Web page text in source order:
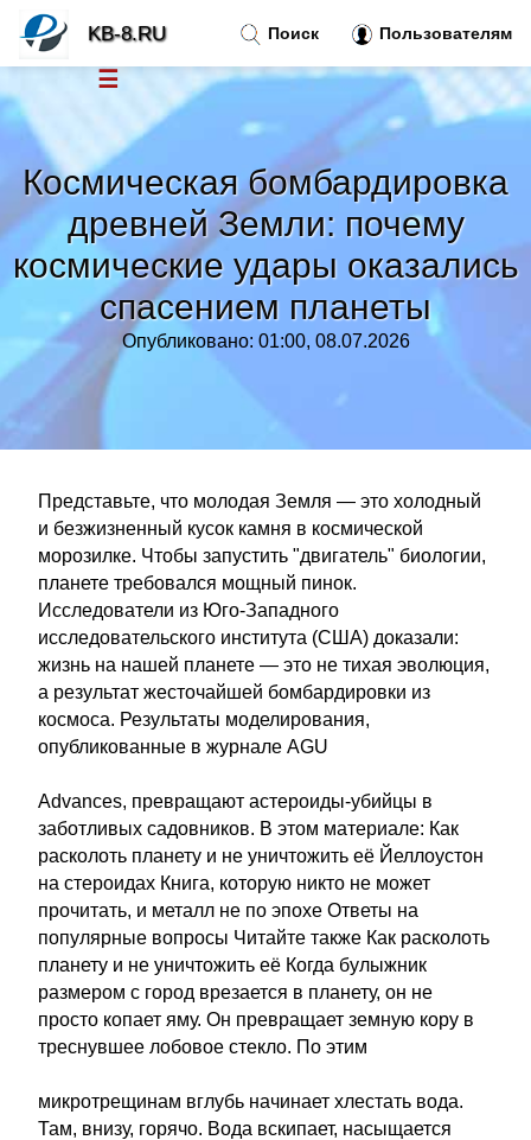
Космическая бомбардировка
древней Земли: почему
космические удары оказались
спасением планеты
Опубликовано: 01:00, 08.07.2026
Представьте, что молодая Земля — это холодный
и безжизненный кусок камня в космической
морозилке. Чтобы запустить "двигатель" биологии,
планете требовался мощный пинок.
Исследователи из Юго-Западного
исследовательского института (США) доказали:
жизнь на нашей планете — это не тихая эволюция,
а результат жесточайшей бомбардировки из
космоса. Результаты моделирования,
опубликованные в журнале AGU
Advances, превращают астероиды-убийцы в
заботливых садовников. В этом материале: Как
расколоть планету и не уничтожить её Йеллоустон
на стероидах Книга, которую никто не может
прочитать, и металл не по эпохе Ответы на
популярные вопросы Читайте также Как расколоть
планету и не уничтожить её Когда булыжник
размером с город врезается в планету, он не
просто копает яму. Он превращает земную кору в
треснувшее лобовое стекло. По этим
микротрещинам вглубь начинает хлестать вода.
Там, внизу, горячо. Вода вскипает, насыщается
Поиск Пользователям
KB-8.RU
☰
Тренды новостей»
Рубрики»
Правила »